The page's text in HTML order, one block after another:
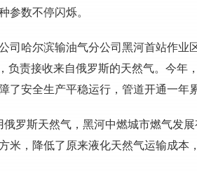
参数不停闪烁。
司哈尔滨输油气分公司黑河首站作业
负责接收来自俄罗斯的天然气。今年
了安全生产平稳运行，管道开通一年
俄罗斯天然气，黑河中燃城市燃气发
米，降低了原来液化天然气运输成本